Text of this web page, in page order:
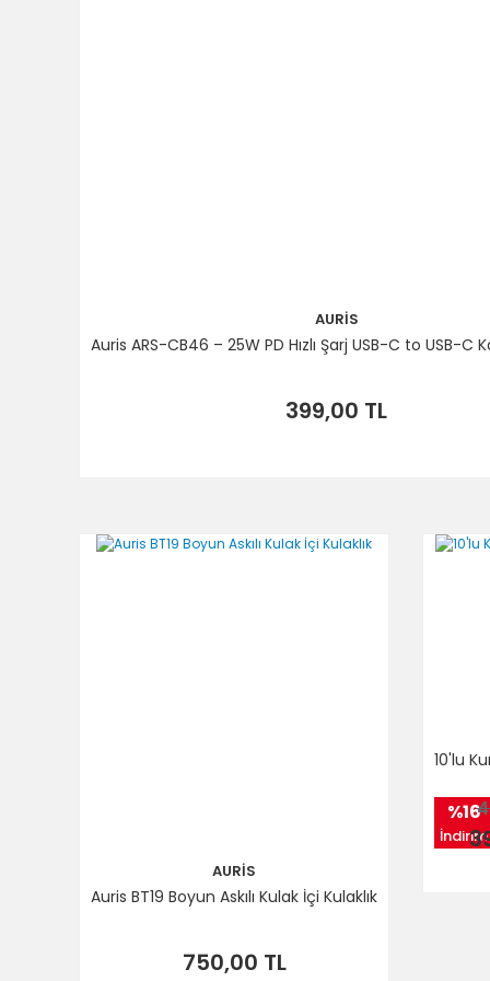
AURİS
Auris ARS-CB46 – 25W PD Hızlı Şarj USB-C to USB-C
399,00 TL
AURİS
Auris BT19 Boyun Askılı Kulak İçi Kulaklık
750,00 TL
%16
İndirim
10'lu